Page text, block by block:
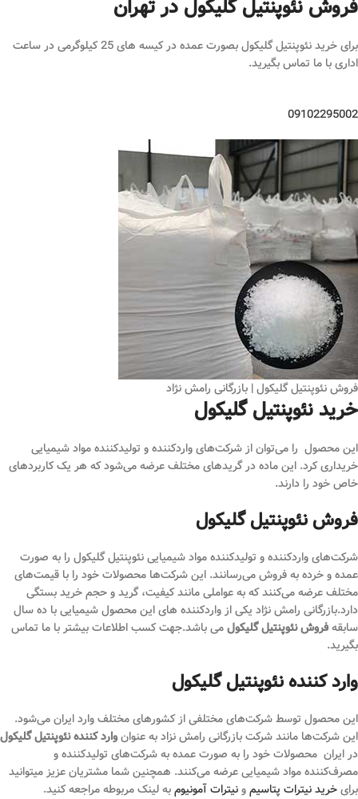
فروش نئوپنتیل گلیکول در تهران
برای خرید نئوپنتیل گلیکول بصورت عمده در کیسه های 25 کیلوگرمی در ساعت
اداری با ما تماس بگیرید.
09102295002
فروش نئوپنتیل گلیکول | بازرگانی رامش نژاد
خرید نئوپنتیل گلیکول
این محصول را می‌توان از شرکت‌های واردکننده و تولیدکننده مواد شیمیایی
خریداری کرد. این ماده در گریدهای مختلف عرضه می‌شود که هر یک کاربردهای
خاص خود را دارند.
فروش نئوپنتیل گلیکول
شرکت‌های واردکننده و تولیدکننده مواد شیمیایی نئوپنتیل گلیکول را به صورت
عمده و خرده به فروش می‌رسانند. این شرکت‌ها محصولات خود را با قیمت‌های
مختلف عرضه می‌کنند که به عواملی مانند کیفیت، گرید و حجم خرید بستگی
دارد.بازرگانی رامش نژاد یکی از واردکننده های این محصول شیمیایی با ده سال
سابقهفروش نئوپنتیل گلیکولمی باشد.جهت کسب اطلاعات بیشتر با ما تماس
بگیرید.
وارد کننده نئوپنتیل گلیکول
این محصول توسط شرکت‌های مختلفی از کشورهای مختلف وارد ایران می‌شود.
این شرکت‌ها مانند شرکت بازرگانی رامش نزاد به عنوانوارد کننده نئوپنتیل گلیکول
در ایران محصولات خود را به صورت عمده به شرکت‌های تولیدکننده و
مصرف‌کننده مواد شیمیایی عرضه می‌کنند. همچنین شما مشتریان عزیز میتوانید
برایخرید نیترات پتاسیمونیترات آمونیومبه لینک مربوطه مراجعه کنید.